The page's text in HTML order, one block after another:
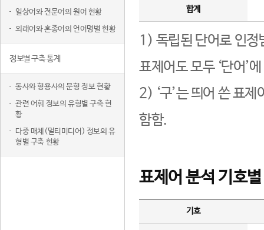
일상어와 전문어의 원어 현황
외래어와 혼종어의 언어명별 현황
정보별 구축 통계
동사와 형용사의 문형 정보 현황
관련 어휘 정보의 유형별 구축 현
황
다중 매체(멀티미디어) 정보의 유
형별 구축 현황
합계
1) 독립된 단어로 인정
표제어도 모두 ‘단어’
2) ‘구’는 띄어 쓴 표
함함.
표제어 분석 기호
기호